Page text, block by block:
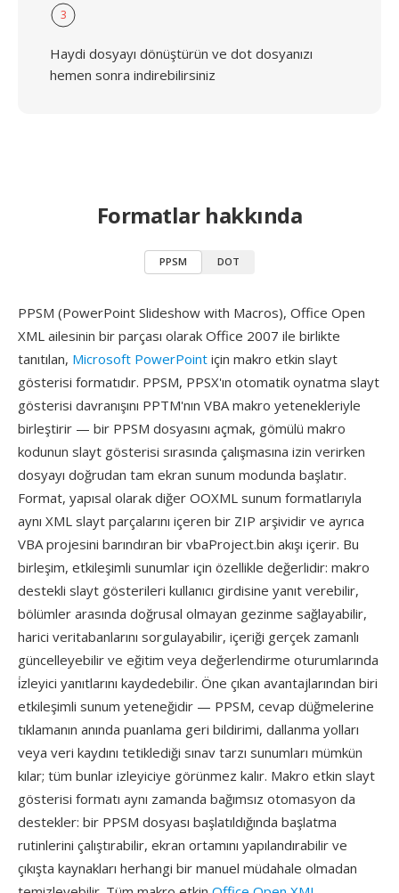
3
Haydi dosyayı dönüştürün ve dot dosyanızı
hemen sonra indirebilirsiniz
Formatlar hakkında
PPSM DOT
PPSM (PowerPoint Slideshow with Macros), Office Open
XML ailesinin bir parçası olarak Office 2007 ile birlikte
tanıtılan, Microsoft PowerPoint için makro etkin slayt
gösterisi formatıdır. PPSM, PPSX'ın otomatik oynatma slayt
gösterisi davranışını PPTM'nın VBA makro yetenekleriyle
birleştirir — bir PPSM dosyasını açmak, gömülü makro
kodunun slayt gösterisi sırasında çalışmasına izin verirken
dosyayı doğrudan tam ekran sunum modunda başlatır.
Format, yapısal olarak diğer OOXML sunum formatlarıyla
aynı XML slayt parçalarını içeren bir ZIP arşividir ve ayrıca
VBA projesini barındıran bir vbaProject.bin akışı içerir. Bu
birleşim, etkileşimli sunumlar için özellikle değerlidir: makro
destekli slayt gösterileri kullanıcı girdisine yanıt verebilir,
bölümler arasında doğrusal olmayan gezinme sağlayabilir,
harici veritabanlarını sorgulayabilir, içeriği gerçek zamanlı
güncelleyebilir ve eğitim veya değerlendirme oturumlarında
i̇zleyici yanıtlarını kaydedebilir. Öne çıkan avantajlarından biri
etkileşimli sunum yeteneğidir — PPSM, cevap düğmelerine
tıklamanın anında puanlama geri bildirimi, dallanma yolları
veya veri kaydını tetiklediği sınav tarzı sunumları mümkün
kılar; tüm bunlar izleyiciye görünmez kalır. Makro etkin slayt
gösterisi formatı aynı zamanda bağımsız otomasyon da
destekler: bir PPSM dosyası başlatıldığında başlatma
rutinlerini çalıştırabilir, ekran ortamını yapılandırabilir ve
çıkışta kaynakları herhangi bir manuel müdahale olmadan